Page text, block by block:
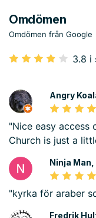
Omdömen
Omdömen från Google
3.8 i
Angry
"Nice easy access
Church is just a
Ninja Man,
"kyrka för araber
Fredrik